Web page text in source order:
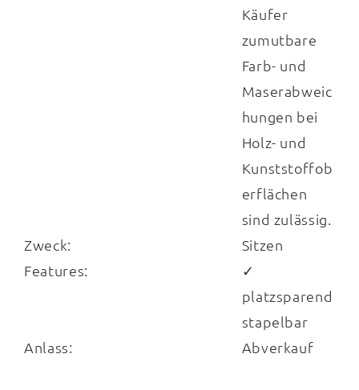
Käufer
zumutbare
Farb- und
Maserabweic
hungen bei
Holz- und
Kunststoffob
erflächen
sind zulässig.
Zweck:
Sitzen
Features:
✓
platzsparend
stapelbar
Anlass:
Abverkauf